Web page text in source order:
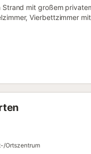
mit großem
Vierbettzimmer
Klimaanlage in
** ** Bitte
kostenlos Luftkarten
** Privates
ummauerter
Auto ist notwendig...
Ortszentrum